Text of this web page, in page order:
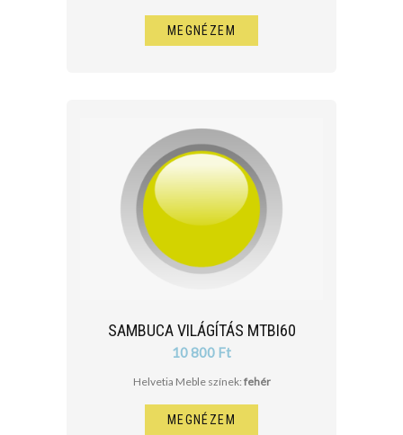
MEGNÉZEM
SAMBUCA VILÁGÍTÁS MTBI60
10 800 Ft
Helvetia Meble színek: fehér
MEGNÉZEM